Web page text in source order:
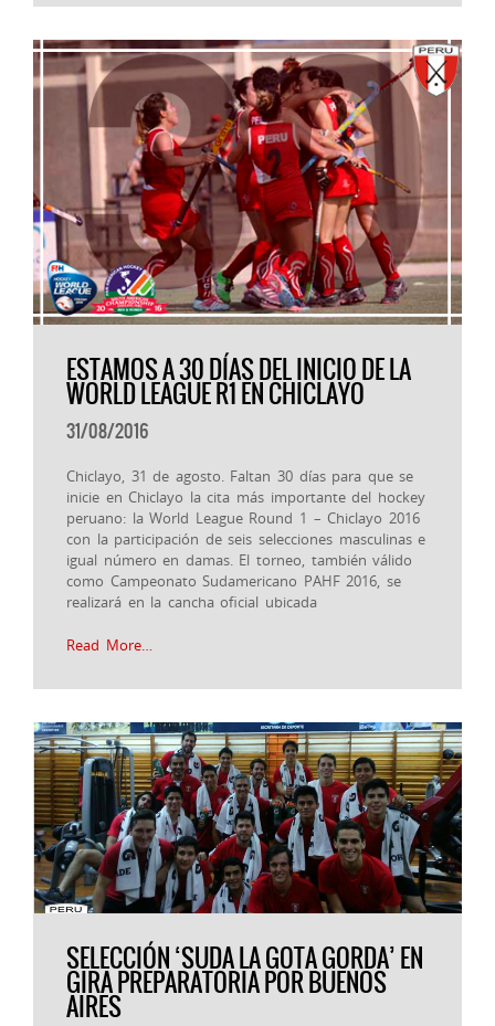
ESTAMOS A 30 DÍAS DEL INICIO DE LA
WORLD LEAGUE R1 EN CHICLAYO
31/08/2016
Chiclayo, 31 de agosto. Faltan 30 días para que se
inicie en Chiclayo la cita más importante del hockey
peruano: la World League Round 1 – Chiclayo 2016
con la participación de seis selecciones masculinas e
igual número en damas. El torneo, también válido
como Campeonato Sudamericano PAHF 2016, se
realizará en la cancha oficial ubicada
Read More…
SELECCIÓN ‘SUDA LA GOTA GORDA’ EN
GIRA PREPARATORIA POR BUENOS
AIRES